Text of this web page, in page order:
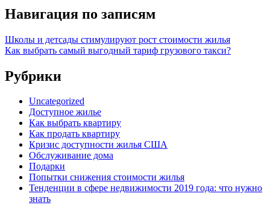
Навигация по записям
Школы и детсады стимулируют рост стоимости жилья
Как выбрать самый выгодный тариф грузового такси?
Рубрики
Uncategorized
Доступное жилье
Как выбрать квартиру
Как продать квартиру
Кризис доступности жилья США
Обслуживание дома
Подарки
Попытки снижения стоимости жилья
Тенденции в сфере недвижимости 2019 года: что нужно
знать